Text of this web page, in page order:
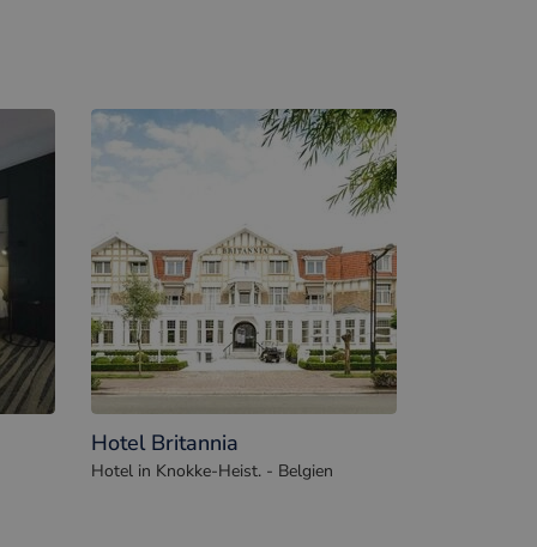
Hotel Britannia
Hotel in Knokke-Heist. - Belgien